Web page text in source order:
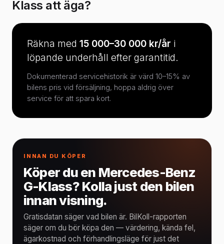
Klass att äga?
Räkna med 15 000–30 000 kr/år i
löpande underhåll efter garantitid.
Dokumenterad servicehistorik är värd 10–15% av
bilens pris vid försäljning, hoppa aldrig över
service för att spara kort.
INNAN DU KÖPER
Köper du en Mercedes-Benz
G-Klass? Kolla just den bilen
innan visning.
Gratisdatan säger vad bilen är. BilKoll-rapporten
säger om du bör köpa den — värdering, kända fel,
ägarkostnad och förhandlingsläge för just det